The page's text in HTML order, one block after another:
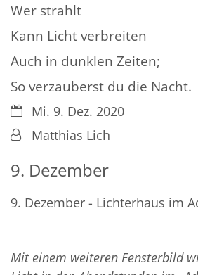
Wer strahlt
Kann Licht verbreiten
Auch in dunklen Zeiten;
So verzauberst du die Nacht.
Datum:Mi. 9. Dez. 2020
Von:Matthias Lich
9. Dezember
9. Dezember - Lichterhaus im
Mit einem weiteren Fensterbild